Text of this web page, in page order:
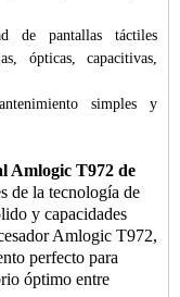
de pantallas táctiles
ópticas, capacitivas,
simples y
Amlogic T972 de
de la tecnología de
y capacidades
Amlogic T972,
perfecto para
óptimo entre